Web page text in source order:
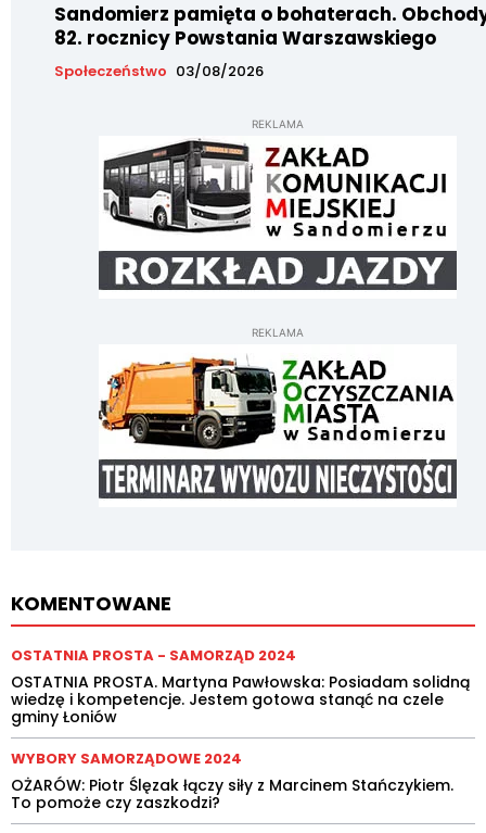
Sandomierz pamięta o bohaterach.
82. rocznicy Powstania Warszawskiego
Społeczeństwo 03/08/2026
REKLAMA
REKLAMA
KOMENTOWANE
OSTATNIA PROSTA - SAMORZĄD 2024
OSTATNIA PROSTA. Martyna Pawłowska: Posiadam solidną
wiedzę i kompetencje. Jestem gotowa stanąć na czele
gminy Łoniów
WYBORY SAMORZĄDOWE 2024
OŻARÓW: Piotr Ślęzak łączy siły z Marcinem Stańczykiem.
To pomoże czy zaszkodzi?